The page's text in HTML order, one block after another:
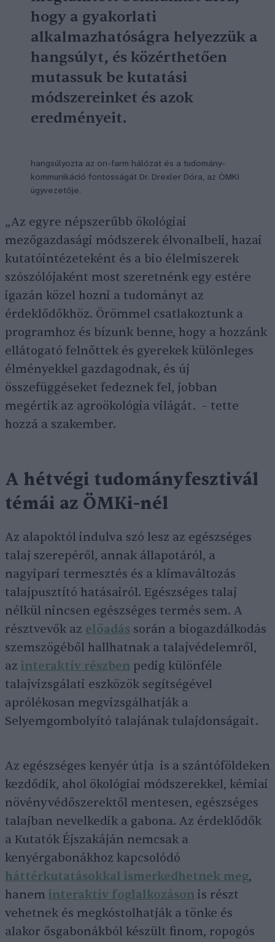
hogy a gyakorlati
alkalmazhatóságra helyezzük a
hangsúlyt, és közérthetően
mutassuk be kutatási
módszereinket és azok
eredményeit.
hangsúlyozta az on-farm hálózat és a tudomány-
kommunikáció fontosságát Dr. Drexler Dóra, az ÖMKi
ügyvezetője.
„Az egyre népszerűbb ökológiai
mezőgazdasági módszerek élvonalbeli, hazai
kutatóintézeteként és a bio élelmiszerek
szószólójaként most szeretnénk egy estére
igazán közel hozni a tudományt az
érdeklődőkhöz. Örömmel csatlakoztunk a
programhoz és bízunk benne, hogy a hozzánk
ellátogató felnőttek és gyerekek különleges
élményekkel gazdagodnak, és új
összefüggéseket fedeznek fel, jobban
megértik az agroökológia világát. – tette
hozzá a szakember.
A hétvégi tudományfesztivál
témái az ÖMKi-nél
Az alapoktól indulva szó lesz az egészséges
talaj szerepéről, annak állapotáról, a
nagyipari termesztés és a klímaváltozás
talajpusztító hatásairól. Egészséges talaj
nélkül nincsen egészséges termés sem. A
résztvevők az előadás során a biogazdálkodás
szemszögéből hallhatnak a talajvédelemről,
az interaktív részben pedig különféle
talajvizsgálati eszközök segítségével
aprólékosan megvizsgálhatják a
Selyemgombolyító talajának tulajdonságait.
Az egészséges kenyér útja is a szántóföldeken
kezdődik, ahol ökológiai módszerekkel, kémiai
növényvédőszerektől mentesen, egészséges
talajban nevelkedik a gabona. Az érdeklődők
a Kutatók Éjszakáján nemcsak a
kenyérgabonákhoz kapcsolódó
háttérkutatásokkal ismerkedhetnek meg,
hanem interaktív foglalkozáson is részt
vehetnek és megkóstolhatják a tönke és
alakor ősgabonákból készült finom, ropogós